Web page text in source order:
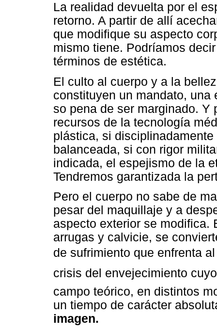
La realidad devuelta por el
retorno. A partir de allí
que modifique su aspecto
mismo tiene. Podríamos
términos de estética.
El culto al cuerpo y a la
constituyen un mandato,
so pena de ser marginado.
recursos de la tecnología
plástica, si
balanceada, si con rigor
indicada, el espejismo de la
Tendremos garantizada la
Pero el cuerpo no sabe de
pesar del maquillaje y a
aspecto exterior se modifica.
arrugas y calvicie, se
de sufrimiento que enfrenta
crisis del envejecimiento
campo teórico, en distintos
un tiempo de carácter
imagen.